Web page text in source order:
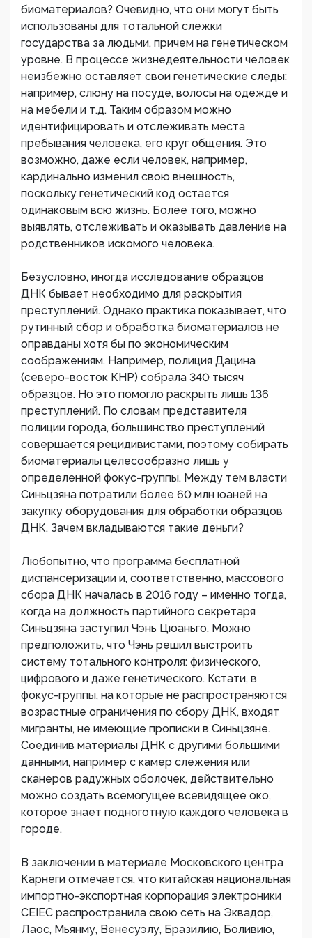
биоматериалов? Очевидно, что они могут быть
использованы для тотальной слежки
государства за людьми, причем на генетическом
уровне. В процессе жизнедеятельности человек
неизбежно оставляет свои генетические следы:
например, слюну на посуде, волосы на одежде и
на мебели и т.д. Таким образом можно
идентифицировать и отслеживать места
пребывания человека, его круг общения. Это
возможно, даже если человек, например,
кардинально изменил свою внешность,
поскольку генетический код остается
одинаковым всю жизнь. Более того, можно
выявлять, отслеживать и оказывать давление на
родственников искомого человека.
Безусловно, иногда исследование образцов
ДНК бывает необходимо для раскрытия
преступлений. Однако практика показывает, что
рутинный сбор и обработка биоматериалов не
оправданы хотя бы по экономическим
соображениям. Например, полиция Дацина
(северо-восток КНР) собрала 340 тысяч
образцов. Но это помогло раскрыть лишь 136
преступлений. По словам представителя
полиции города, большинство преступлений
совершается рецидивистами, поэтому собирать
биоматериалы целесообразно лишь у
определенной фокус-группы. Между тем власти
Синьцзяна потратили более 60 млн юаней на
закупку оборудования для обработки образцов
ДНК. Зачем вкладываются такие деньги?
Любопытно, что программа бесплатной
диспансеризации и, соответственно, массового
сбора ДНК началась в 2016 году – именно тогда,
когда на должность партийного секретаря
Синьцзяна заступил Чэнь Цюаньго. Можно
предположить, что Чэнь решил выстроить
систему тотального контроля: физического,
цифрового и даже генетического. Кстати, в
фокус-группы, на которые не распространяются
возрастные ограничения по сбору ДНК, входят
мигранты, не имеющие прописки в Синьцзяне.
Соединив материалы ДНК с другими большими
данными, например с камер слежения или
сканеров радужных оболочек, действительно
можно создать всемогущее всевидящее око,
которое знает подноготную каждого человека в
городе.
В заключении в материале Московского центра
Карнеги отмечается, что китайская национальная
импортно-экспортная корпорация электроники
CEIEC распространила свою сеть на Эквадор,
Лаос, Мьянму, Венесуэлу, Бразилию, Боливию,